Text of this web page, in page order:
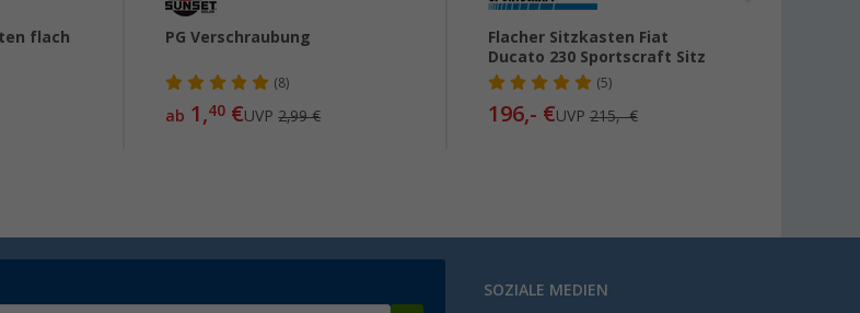
flach
PG Verschraubung
(8)
ab 1,40 €UVP2,99 €
Flacher Sitzkasten Fiat
Ducato 230 Sportscraft Sitz
(5)
196,- €UVP 215,- €
SOZIALE MEDIEN